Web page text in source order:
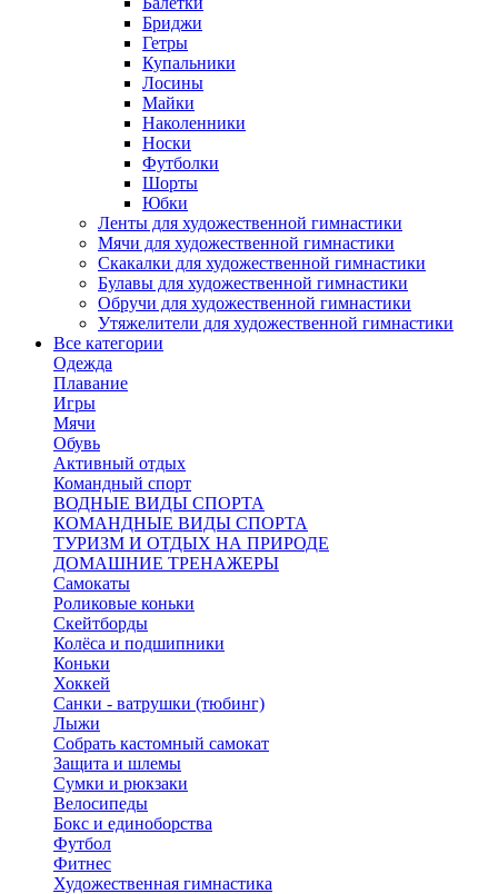
Бриджи
Гетры
Купальники
Лосины
Майки
Наколенники
Носки
Футболки
Шорты
Юбки
Ленты для художественной гимнастики
Мячи для художественной гимнастики
Скакалки для художественной гимнастики
Булавы для художественной гимнастики
Обручи для художественной гимнастики
Утяжелители для художественной гимнастики
Все категории
Одежда
Плавание
Игры
Мячи
Обувь
Активный отдых
Командный спорт
ВОДНЫЕ ВИДЫ СПОРТА
КОМАНДНЫЕ ВИДЫ СПОРТА
ТУРИЗМ И ОТДЫХ НА ПРИРОДЕ
ДОМАШНИЕ ТРЕНАЖЕРЫ
Самокаты
Роликовые коньки
Скейтборды
Колёса и подшипники
Коньки
Хоккей
Санки - ватрушки (тюбинг)
Лыжи
Собрать кастомный самокат
Защита и шлемы
Сумки и рюкзаки
Велосипеды
Бокс и единоборства
Футбол
Фитнес
Художественная гимнастика